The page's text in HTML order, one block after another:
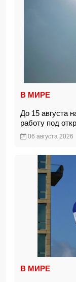
В МИРЕ
До 15 августа
работу под
06 августа 2026
В МИРЕ